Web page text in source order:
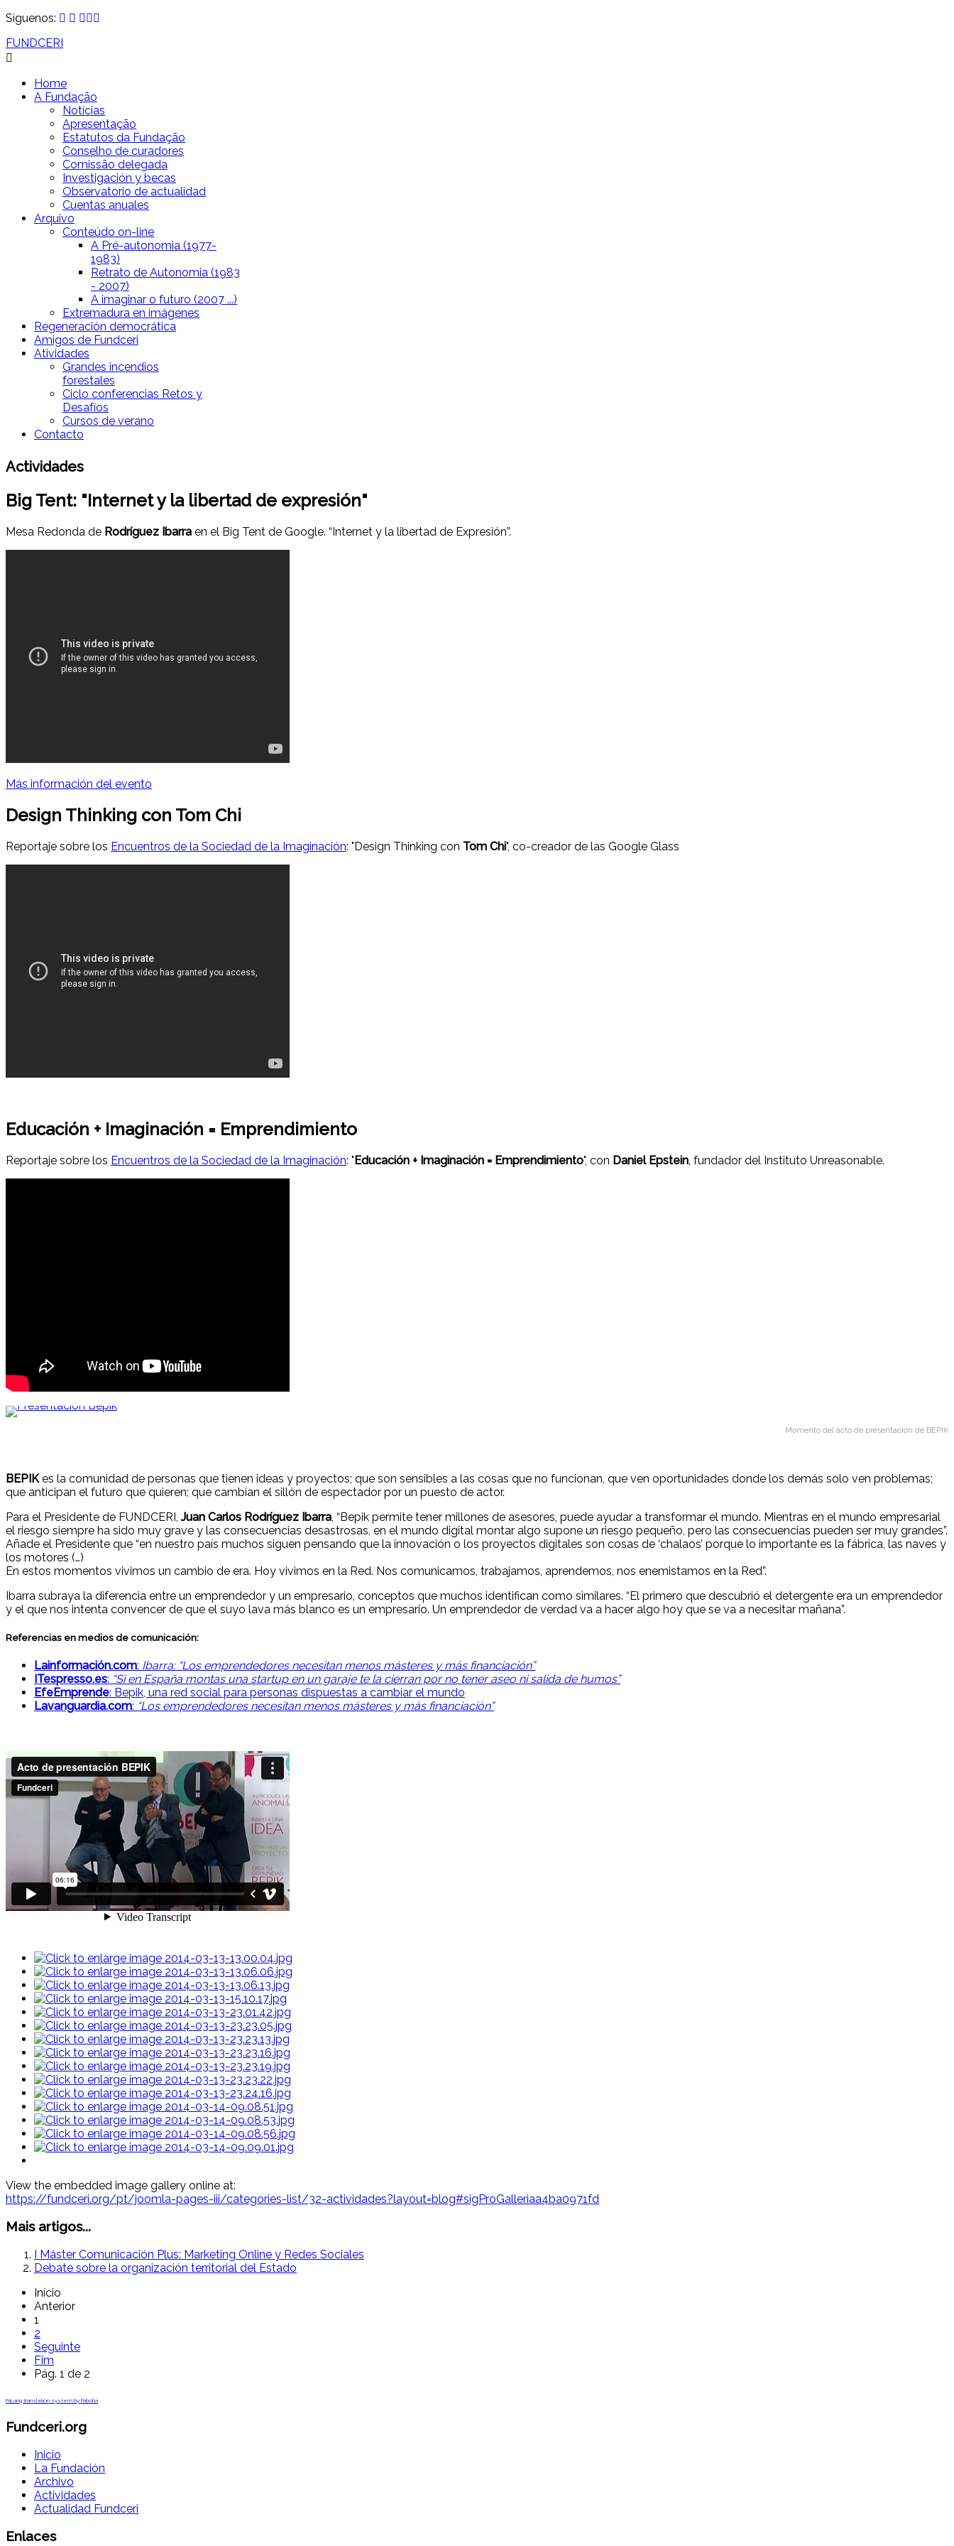
Síguenos:
FUNDCERI
Home
A Fundação
Notícias
Apresentação
Estatutos da Fundação
Conselho de curadores
Comissão delegada
Investigación y becas
Observatorio de actualidad
Cuentas anuales
Arquivo
Conteúdo on-line
A Pré-autonomia (1977-
1983)
Retrato de Autonomia (1983
- 2007)
A imaginar o futuro (2007 ...)
Extremadura en imágenes
Regeneración democrática
Amigos de Fundceri
Atividades
Grandes incendios
forestales
Ciclo conferencias Retos y
Desafíos
Cursos de verano
Contacto
Actividades
Big Tent: "Internet y la libertad de expresión"
Mesa Redonda de Rodríguez Ibarra en el Big Tent de Google. “Internet y la libertad de Expresión”.
Más información del evento
Design Thinking con Tom Chi
Reportaje sobre los Encuentros de la Sociedad de la Imaginación: "Design Thinking con Tom Chi", co-creador de las Google Glass
Educación + Imaginación = Emprendimiento
Reportaje sobre los Encuentros de la Sociedad de la Imaginación: " Educación + Imaginación = Emprendimiento", con Daniel Epstein, fundador del Instituto Unreasonable.
Momento del acto de presentación de BEPIK
BEPIKes la comunidad de personas que tienen ideas y proyectos; que son sensibles a las cosas que no funcionan, que ven oportunidades donde los demás solo ven problemas;
que anticipan el futuro que quieren; que cambian el sillón de espectador por un puesto de actor.
Para el Presidente de FUNDCERI,Juan Carlos Rodríguez Ibarra, “Bepik permite tener millones de asesores, puede ayudar a transformar el mundo. Mientras en el mundo empresarial
el riesgo siempre ha sido muy grave y las consecuencias desastrosas, en el mundo digital montar algo supone un riesgo pequeño, pero las consecuencias pueden ser muy grandes”.
Añade el Presidente que “en nuestro país muchos siguen pensando que la innovación o los proyectos digitales son cosas de ‘chalaos’ porque lo importante es la fábrica, las naves y
los motores (…)
En estos momentos vivimos un cambio de era. Hoy vivimos en la Red. Nos comunicamos, trabajamos, aprendemos, nos enemistamos en la Red”.
Ibarra subraya la diferencia entre un emprendedor y un empresario, conceptos que muchos identifican como similares. “El primero que descubrió el detergente era un emprendedor
y el que nos intenta convencer de que el suyo lava más blanco es un empresario. Un emprendedor de verdad va a hacer algo hoy que se va a necesitar mañana”.
Referencias en medios de comunicación:
Lainformación.com: Ibarra: “Los emprendedores necesitan menos másteres y más financiación”
ITespresso.es: “Si en España montas una startup en un garaje te la cierran por no tener aseo ni salida de humos”
EfeEmprende: Bepik, una red social para personas dispuestas a cambiar el mundo
Lavanguardia.com: “Los emprendedores necesitan menos másteres y más financiación”
View the embedded image gallery online at:
https://fundceri.org/pt/joomla-pages-iii/categories-list/32-actividades?layout=blog#sigProGalleriaa4ba0971fd
Mais artigos...
I Máster Comunicación Plus: Marketing Online y Redes Sociales
Debate sobre la organización territorial del Estado
Início
Anterior
1
2
Seguinte
Fim
Pág. 1 de 2
FaLang translation system by Faboba
Fundceri.org
Inicio
La Fundación
Archivo
Actividades
Actualidad Fundceri
Enlaces